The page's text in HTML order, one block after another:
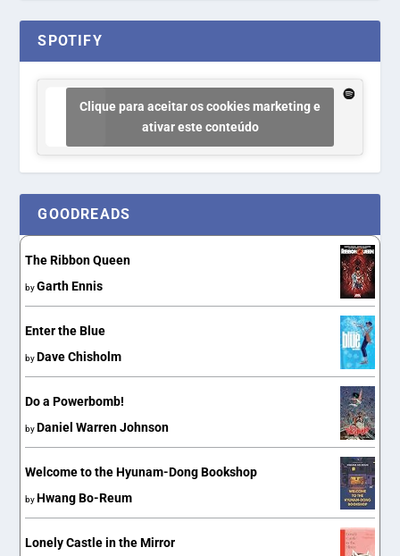
SPOTIFY
Clique para aceitar os cookies marketing e
ativar este conteúdo
GOODREADS
The Ribbon Queen
byGarth Ennis
Enter the Blue
by Dave Chisholm
Do a Powerbomb!
by Daniel Warren Johnson
Welcome to the Hyunam-Dong Bookshop
by Hwang Bo-Reum
Lonely Castle in the Mirror